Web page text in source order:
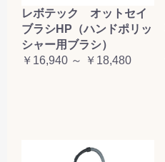
レボテック オットセイ
ブラシHP（ハンドポリッ
シャー用ブラシ）
￥16,940 ～ ￥18,480